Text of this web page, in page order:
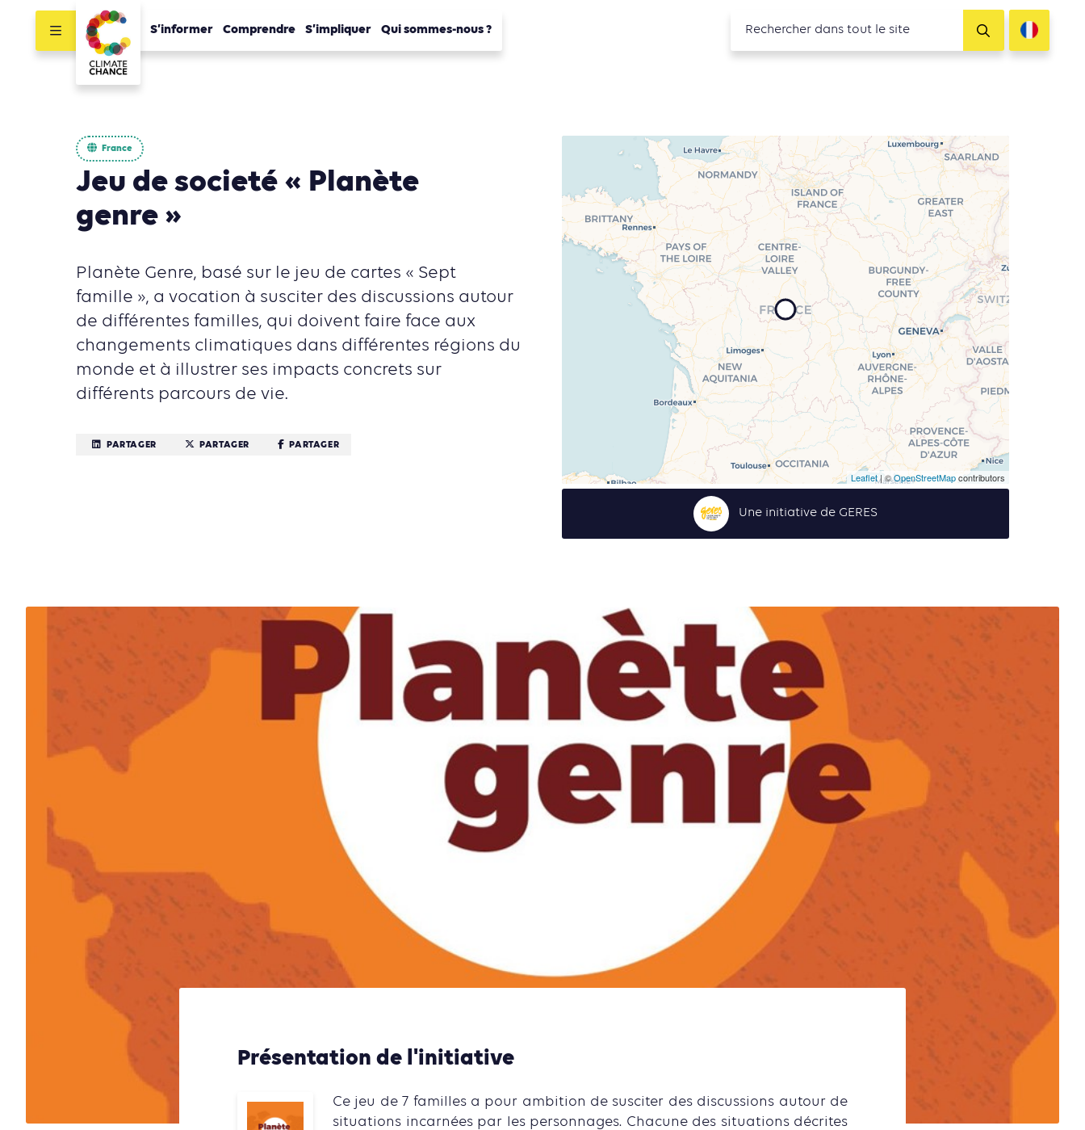
S’informer Comprendre S’impliquer Qui sommes-nous ?
France
Jeu de societé « Planète
genre »
Planète Genre, basé sur le jeu de cartes « Sept
famille », a vocation à susciter des discussions autour
de différentes familles, qui doivent faire face aux
changements climatiques dans différentes régions du
monde et à illustrer ses impacts concrets sur
différents parcours de vie.
PARTAGER PARTAGER PARTAGER
Leaflet| ©OpenStreetMapcontributors
Une initiative de GERES
Présentation de l'initiative
Ce jeu de 7 familles a pour ambition de susciter des discussions autour de
situations incarnées par les personnages. Chacune des situations décrites